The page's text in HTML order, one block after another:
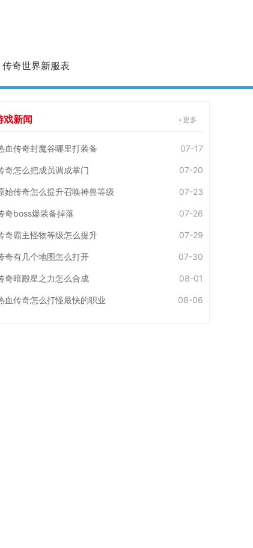
传奇世界新服表
戏新闻 +更多
血传奇封魔谷哪里打装备 07-17
奇怎么把成员调成掌门 07-20
始传奇怎么提升召唤神兽等级 07-23
奇boss爆装备掉落 07-26
奇霸主怪物等级怎么提升 07-29
奇有几个地图怎么打开 07-30
奇暗殿星之力怎么合成 08-01
血传奇怎么打怪最快的职业 08-06